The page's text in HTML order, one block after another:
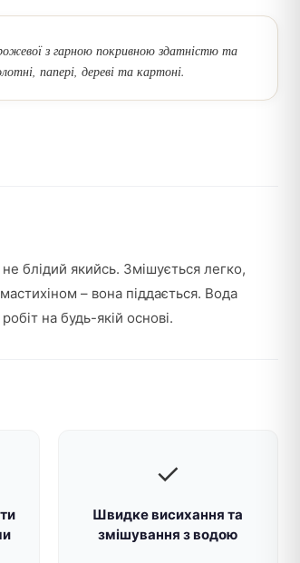
з гарною покривною здатністю та
папері, дереві та картоні.
блідий якийсь. Змішується легко,
– вона піддається. Вода
на будь-якій основі.
✓
Швидке висихання та
змішування з водою